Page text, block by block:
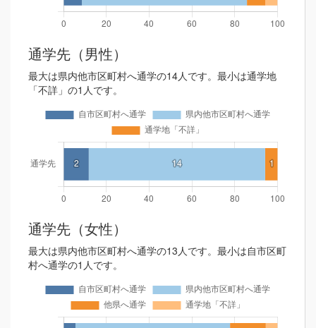
通学先（男性）
最大は県内他市区町村へ通学の14人です。最小は通学地
「不詳」の1人です。
通学先（女性）
最大は県内他市区町村へ通学の13人です。最小は自市区町
村へ通学の1人です。